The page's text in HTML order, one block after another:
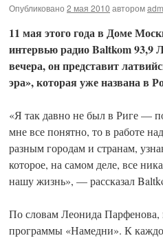
Опубликовано 2 мая 2010 автором
11 мая этого года в Доме
интервью радио Baltkom 93,9
вечера, он представит
эра», которая уже названа в
«Я так давно не был в Риге —
мне все понятно, то в работе
разным городам и странам,
которое, на самом деле, все
нашу жизнь», — рассказал
По словам Леонида Парфенова,
программы «Намедни». К